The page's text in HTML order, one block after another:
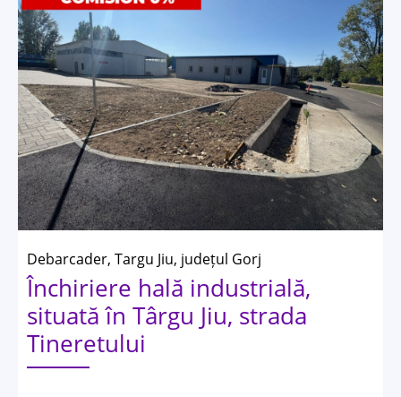
Debarcader, Targu Jiu, județul Gorj
Închiriere hală industrială,
situată în Târgu Jiu, strada
Tineretului